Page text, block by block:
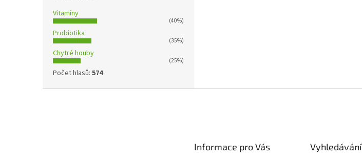
Vitamíny
(40%)
Probiotika
(35%)
Chytré houby
(25%)
Počet hlasů: 574
Informace pro Vás Vyhledávání